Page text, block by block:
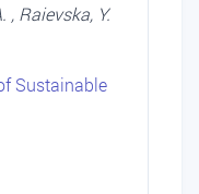
, Raievska, Y.
Sustainable